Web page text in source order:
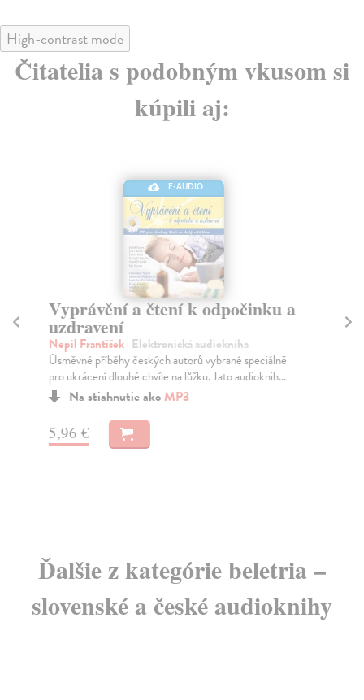
High-contrast mode
Čitatelia s podobným vkusom si
kúpili aj:
E-AUDIO
Vyprávění a čtení k odpočinku a
uzdravení
Nepil František| Elektronická audiokniha
Úsměvné příběhy českých autorů vybrané speciálně
pro ukrácení dlouhé chvíle na lůžku. Tato audioknih...
Na stiahnutie akoMP3
5,96 €
Ďalšie z kategórie beletria –
slovenské a české audioknihy